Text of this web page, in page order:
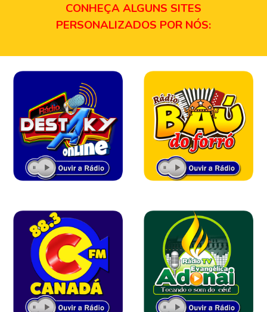
CONHEÇA ALGUNS SITES
PERSONALIZADOS POR NÓS: